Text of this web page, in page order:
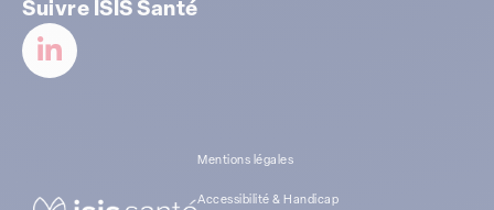
Suivre ISIS Santé
Mentions légales
Accessibilité & Handicap